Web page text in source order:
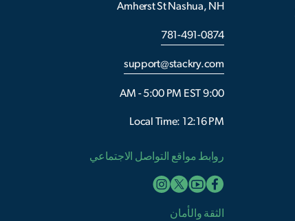
Amherst St Nashua, NH
781-491-0874
support@stackry.com
9:00 AM - 5:00 PM EST
Local Time: 12:16 PM
روابط مواقع التواصل الاجتماعي
الثقة والأمان